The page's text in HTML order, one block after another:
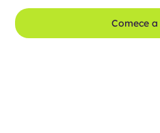
Comece